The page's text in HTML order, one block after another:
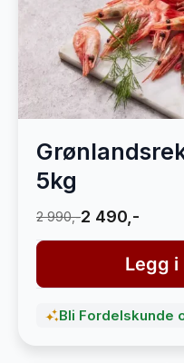
5kg
2 990,-2 490,-
Legg i
Bli Fordelskunde